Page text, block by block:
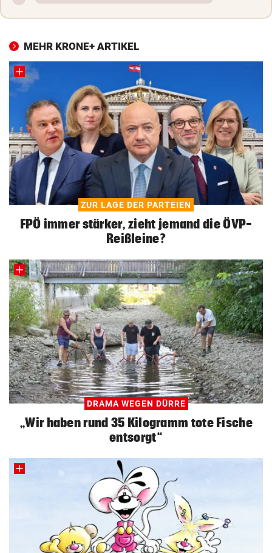
MEHR KRONE+ ARTIKEL
ZUR LAGE DER PARTEIEN
FPÖ immer stärker, zieht jemand die ÖVP-
Reißleine?
DRAMA WEGEN DÜRRE
„Wir haben rund 35 Kilogramm tote Fische
entsorgt“